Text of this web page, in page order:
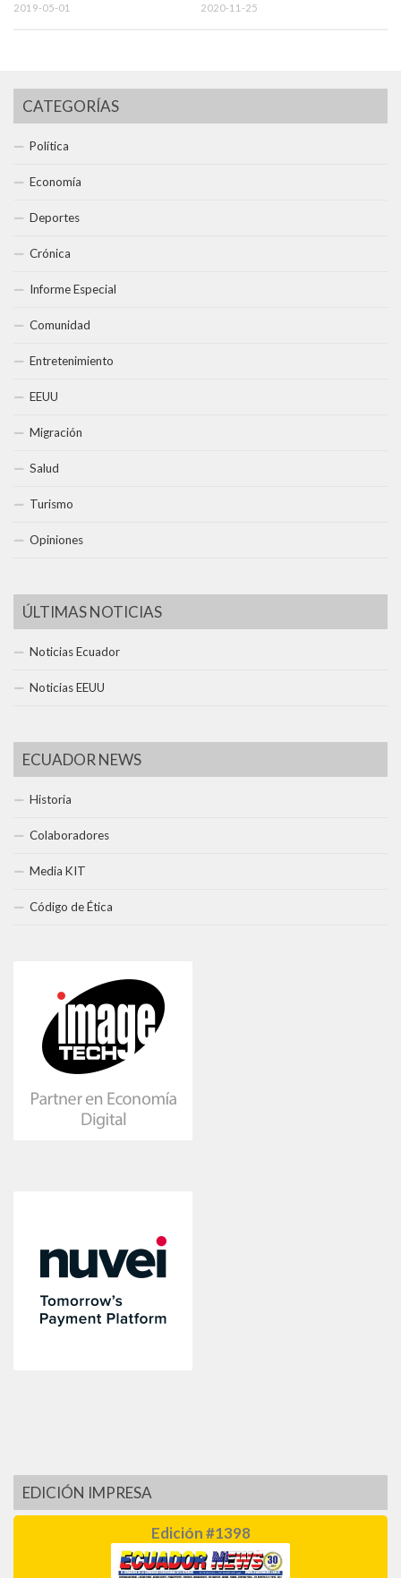
2019-05-01 2020-11-25
CATEGORÍAS
Política
Economía
Deportes
Crónica
Informe Especial
Comunidad
Entretenimiento
EEUU
Migración
Salud
Turismo
Opiniones
ÚLTIMAS NOTICIAS
Noticias Ecuador
Noticias EEUU
ECUADOR NEWS
Historia
Colaboradores
Media KIT
Código de Ética
EDICIÓN IMPRESA
Edición #1398